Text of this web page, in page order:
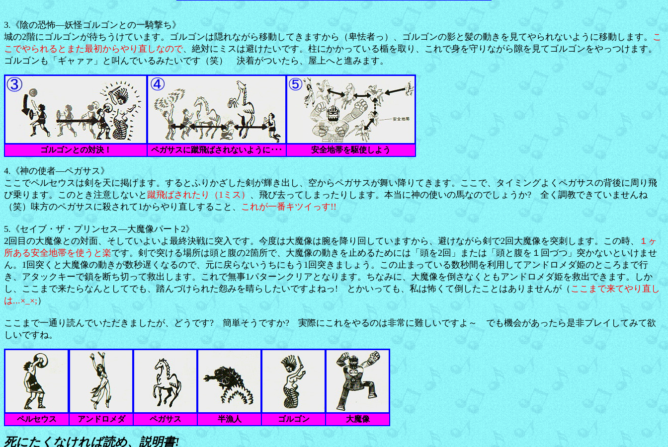
3.《陰の恐怖―妖怪ゴルゴンとの一騎撃ち》
城の2階にゴルゴンが待ちうけています。ゴルゴンは隠れながら移動してきますから（卑怯者っ）、ゴルゴンの影と髪の動きを見てやられないように移動します。こ
こでやられるとまた最初からやり直しなので、絶対にミスは避けたいです。柱にかかっている楯を取り、これで身を守りながら隙を見てゴルゴンをやっつけます。
ゴルゴンも「ギャァァ」と叫んでいるみたいです（笑） 決着がついたら、屋上へと進みます。
ゴルゴンとの対決！ ペガサスに蹴飛ばされないように･･･ 安全地帯を駆使しよう
4.《神の使者―ペガサス》
ここでペルセウスは剣を天に掲げます。するとふりかざした剣が輝き出し、空からペガサスが舞い降りてきます。ここで、タイミングよくペガサスの背後に周り飛
び乗ります。このとき注意しないと蹴飛ばされたり（1ミス）、飛び去ってしまったりします。本当に神の使いの馬なのでしょうか? 全く調教できていませんね
（笑）味方のペガサスに殺されて1からやり直しすること、 これが一番キツイっす!!
5.《セイブ・ザ・プリンセス―大魔像パート2》
2回目の大魔像との対面、そしていよいよ最終決戦に突入です。今度は大魔像は腕を降り回していますから、避けながら剣で2回大魔像を突刺します。この時、１ヶ
所ある安全地帯を使うと楽です。剣で突ける場所は頭と腹の2箇所で、大魔像の動きを止めるためには「頭を2回」または「頭と腹を１回づつ」突かないといけませ
ん。1回突くと大魔像の動きが数秒遅くなるので、元に戻らないうちにもう1回突きましょう。この止まっている数秒間を利用してアンドロメダ姫のところまで行
き、アタックキーで鎖を断ち切って救出します。これで無事1パターンクリアとなります。ちなみに、大魔像を倒さなくともアンドロメダ姫を救出できます。しか
し、ここまで来たらなんとしてでも、踏んづけられた怨みを晴らしたいですよねっ! とかいっても、私は怖くて倒したことはありませんが（ここまで来てやり直し
は...×_×; ）
ここまで一通り読んでいただきましたが、どうです? 簡単そうですか? 実際にこれをやるのは非常に難しいですよ～ でも機会があったら是非プレイしてみて欲
しいですね。
ペルセウス アンドロメダ ペガサス 半漁人 ゴルゴン 大魔像
死にたくなければ読め、説明書!